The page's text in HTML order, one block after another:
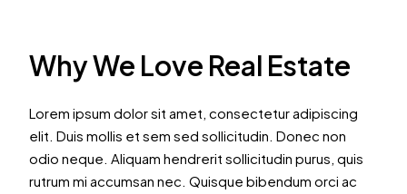
Why We Love Real Estate
Lorem ipsum dolor sit amet, consectetur adipiscing
elit. Duis mollis et sem sed sollicitudin. Donec non
odio neque. Aliquam hendrerit sollicitudin purus, quis
rutrum mi accumsan nec. Quisque bibendum orci ac